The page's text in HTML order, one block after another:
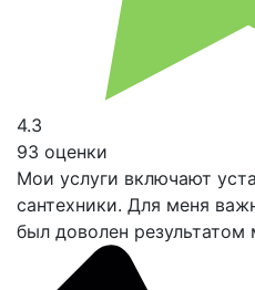
4.3
93 оценки
Мои услуги включают
сантехники. Для меня
был доволен результатом